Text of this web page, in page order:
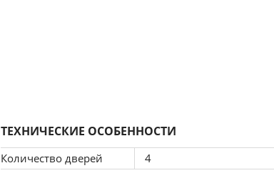
ТЕХНИЧЕСКИЕ ОСОБЕННОСТИ
Количество дверей 4